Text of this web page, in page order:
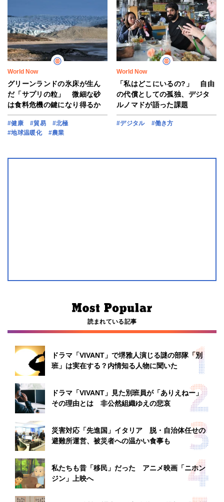
World Now
グリーンランドの氷床が生ん
だ「サプリの粒」 微細な砂
は食料危機の鍵になり得るか
#健康 #貿易
#北極
#地球温暖化
#農業
World Now
「私はどこにいるの?」 自由
の代償としての孤独、デジタ
ルノマドが語った課題
#デジタル #働き方
読まれている記事
ドラマ「VIVANT」で堺雅人演じる謎の部隊「別
班」は実在する？内情知る人物に聞いた
ドラマ「VIVANT」見た別班員が「ありえねー」
その理由とは 非公然組織ゆえの悲哀
災害対応「先進国」イタリア 脱・自治体任せの
避難所運営、被災者への温かい食事も
私たちも昔「移民」だった アニメ映画「ニホン
ジン」上映へ